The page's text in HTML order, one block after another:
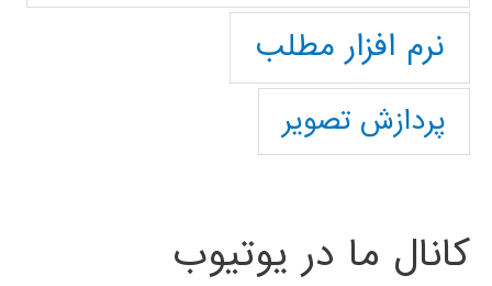
نرم افزار مطلب
پردازش تصویر
کانال ما در یوتیوب